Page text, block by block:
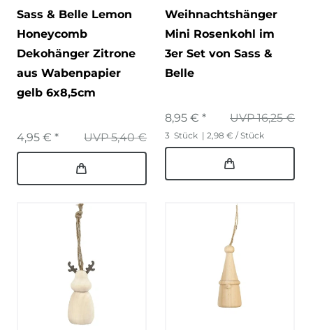
Sass & Belle Lemon
Honeycomb
Dekohänger Zitrone
aus Wabenpapier
gelb 6x8,5cm
UVP 5,40 €
4,95 € *
Weihnachtshänger
Mini Rosenkohl im
3er Set von Sass &
Belle
UVP 16,25 €
8,95 € *
3 Stück | 2,98 € / Stück